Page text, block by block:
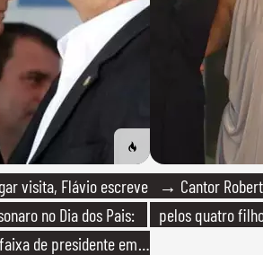
visita, Flávio escreve
no Dia dos Pais:
de presidente em
→ Cantor
pelos quatro